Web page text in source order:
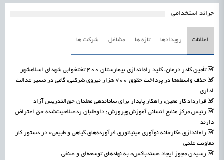
جرائد استخدامی
اعلانات رویدادها تازه ها مشاغل شرکت ها
تأمین کادر درمان، کلید راه‌اندازی بیمارستان ۴۰۰ تختخوابی شهدای اسلامشهر
حذف واسطه‌ها در پرداخت حقوق ۷۰۰ هزار نیروی شرکتی، گامی در مسیر عدالت
اداری
قرارداد کار معین، راهکار پایدار برای ساماندهی معلمان حق‌التدریس آزاد
رئیس مرکز منابع انسانی آموزش‌وپرورش: داوطلبان ردصلاحیت‌شده حق اعتراض
دارند
راه‌اندازی «کارخانه نوآوری مینیاتوری فرآورده‌های گیاهی و طبیعی» در دستور کار
معاونت علمی
رسیدن مجوز ایجاد «سندباکس» به نهادهای توسعه‌ای و صنفی